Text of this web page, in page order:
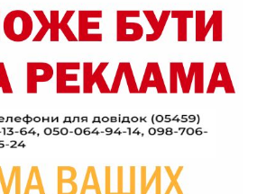
приїду й одружуся…»: Пам’яті
Захисника Богдана Ємця (ВІДЕО)
грн та ризик дефіциту: чому в
підготовка до зими та
підсумки засідання виконкому
селищної ради